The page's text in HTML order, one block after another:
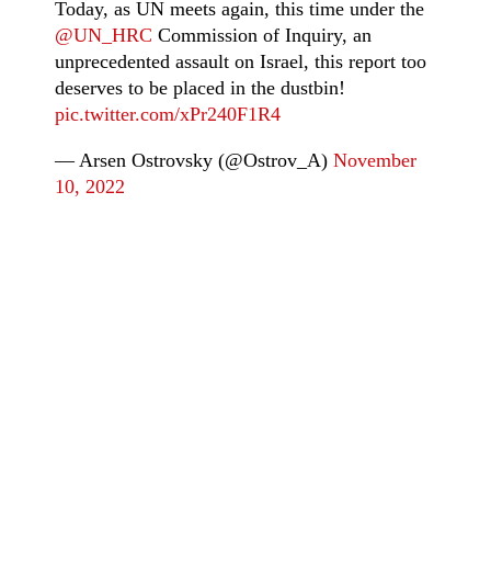
Today, as UN meets again, this time under the
@UN_HRC Commission of Inquiry, an
unprecedented assault on Israel, this report too
deserves to be placed in the dustbin!
pic.twitter.com/xPr240F1R4
— Arsen Ostrovsky (@Ostrov_A) November
10, 2022